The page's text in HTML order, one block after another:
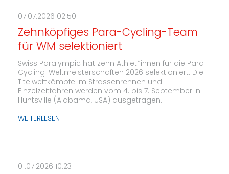
07.07.2026 02:50
Zehnköpfiges Para-Cycling-Team
für WM selektioniert
Swiss Paralympic hat zehn Athlet*innen für die Para-
Cycling-Weltmeisterschaften 2026 selektioniert. Die
Titelwettkämpfe im Strassenrennen und
Einzelzeitfahren werden vom 4. bis 7. September in
Huntsville (Alabama, USA) ausgetragen.
WEITERLESEN
01.07.2026 10:23